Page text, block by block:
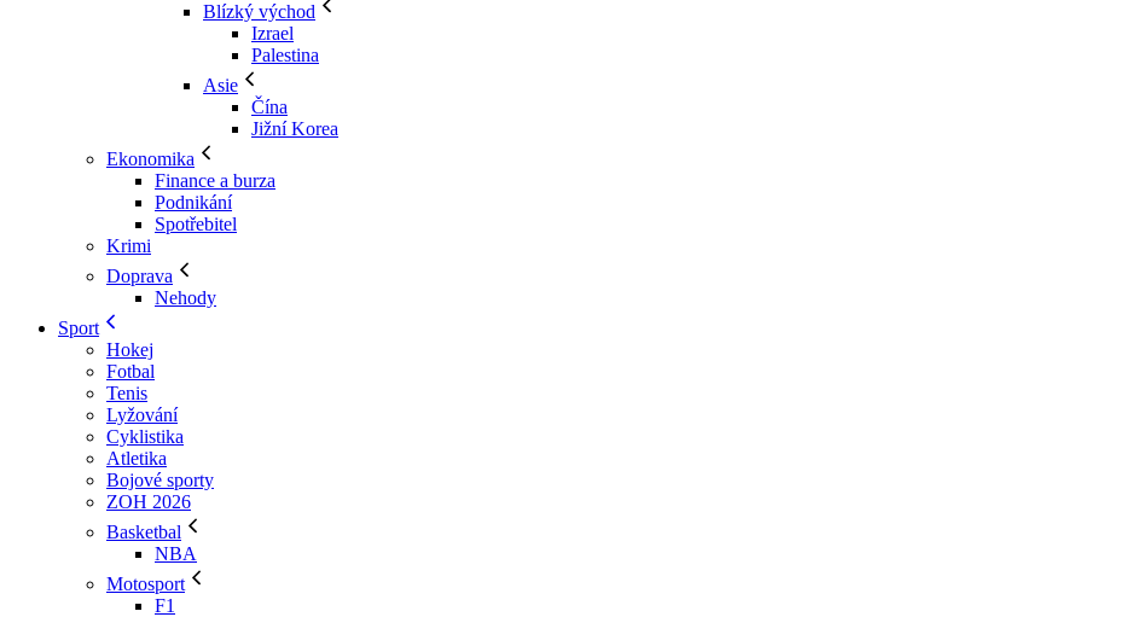
Blízký východ
Izrael
Palestina
Asie
Čína
Jižní Korea
Ekonomika
Finance a burza
Podnikání
Spotřebitel
Krimi
Doprava
Nehody
Sport
Hokej
Fotbal
Tenis
Lyžování
Cyklistika
Atletika
Bojové sporty
ZOH 2026
Basketbal
NBA
Motosport
F1